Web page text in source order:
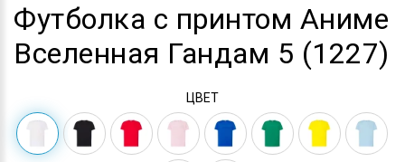
Футболка с принтом Аниме
Вселенная Гандам 5 (1227)
ЦВЕТ